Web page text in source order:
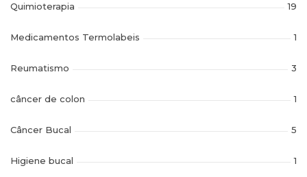
Quimioterapia 19
Medicamentos Termolabeis 1
Reumatismo 3
câncer de colon 1
Câncer Bucal 5
Higiene bucal 1